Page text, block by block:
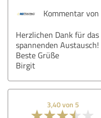
Kommentar von
Herzlichen Dank für
spannenden Austausch!
Beste Grüße
Birgit
3,40 von 5